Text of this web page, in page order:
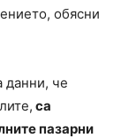
обясни
данни, че
са
пазарни